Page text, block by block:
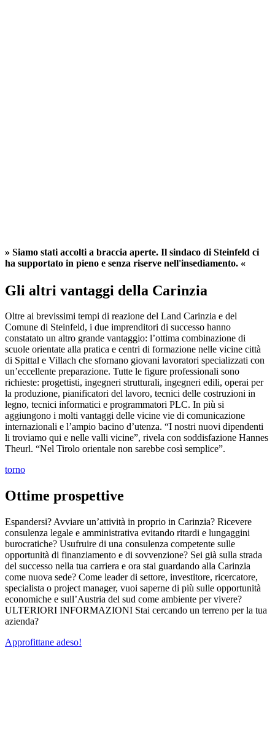
» Siamo stati accolti a braccia aperte. Il sindaco di Steinfeld ci
ha supportato in pieno e senza riserve nell'insediamento. «
Gli altri vantaggi della Carinzia
Oltre ai brevissimi tempi di reazione del Land Carinzia e del
Comune di Steinfeld, i due imprenditori di successo hanno
constatato un altro grande vantaggio: l’ottima combinazione di
scuole orientate alla pratica e centri di formazione nelle vicine città
di Spittal e Villach che sfornano giovani lavoratori specializzati con
un’eccellente preparazione. Tutte le figure professionali sono
richieste: progettisti, ingegneri strutturali, ingegneri edili, operai per
la produzione, pianificatori del lavoro, tecnici delle costruzioni in
legno, tecnici informatici e programmatori PLC. In più si
aggiungono i molti vantaggi delle vicine vie di comunicazione
internazionali e l’ampio bacino d’utenza. “I nostri nuovi dipendenti
li troviamo qui e nelle valli vicine”, rivela con soddisfazione Hannes
Theurl. “Nel Tirolo orientale non sarebbe così semplice”.
torno
Ottime prospettive
Espandersi? Avviare un’attività in proprio in Carinzia? Ricevere
consulenza legale e amministrativa evitando ritardi e lungaggini
burocratiche? Usufruire di una consulenza competente sulle
opportunità di finanziamento e di sovvenzione? Sei già sulla strada
del successo nella tua carriera e ora stai guardando alla Carinzia
come nuova sede? Come leader di settore, investitore, ricercatore,
specialista o project manager, vuoi saperne di più sulle opportunità
economiche e sull’Austria del sud come ambiente per vivere?
ULTERIORI INFORMAZIONI Stai cercando un terreno per la tua
azienda?
Approfittane adeso!